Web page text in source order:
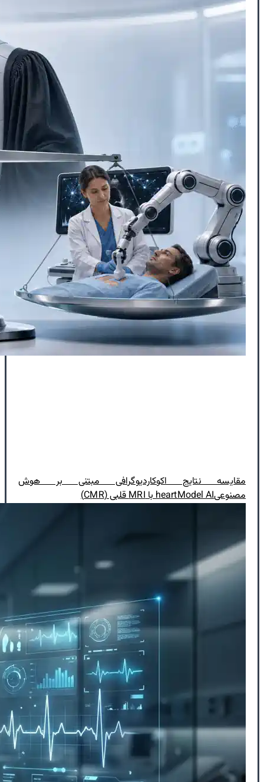
مقایسه نتایج اکوکاردیوگرافی مبتنی بر هوش
مصنوعیheartModel AI با MRI قلبی (CMR)